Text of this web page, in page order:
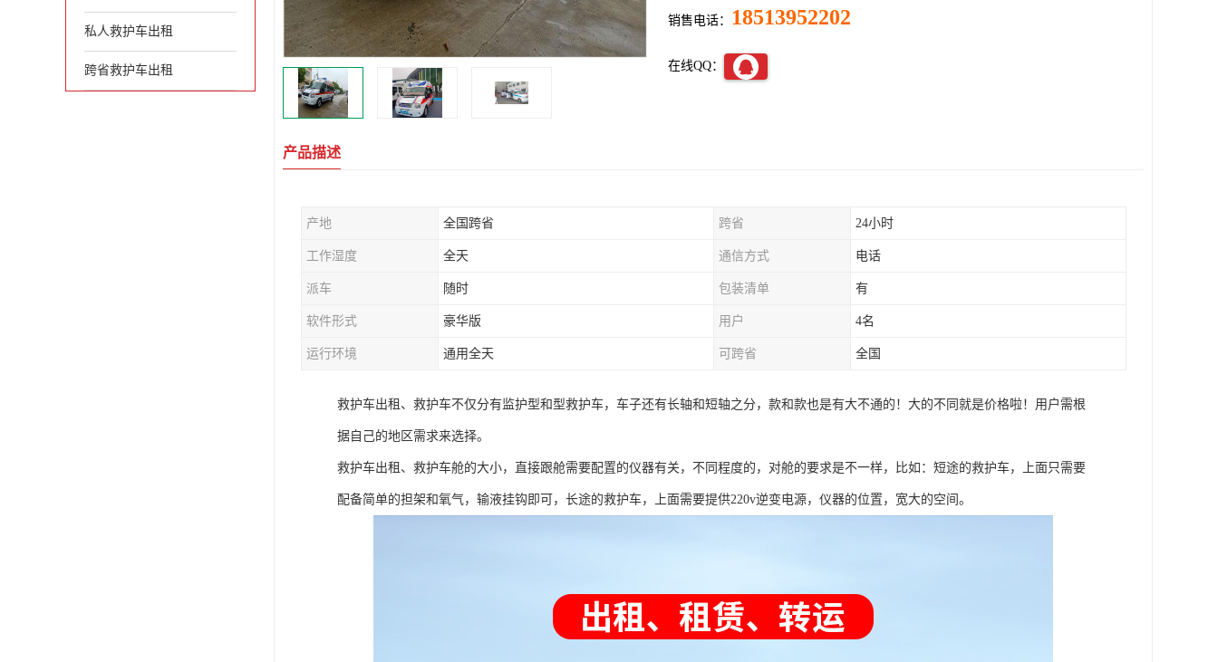
私人救护车出租
跨省救护车出租
销售电话： 18513952202
在线QQ：
产品描述
产地 全国跨省 跨省 24小时
工作湿度 全天 通信方式 电话
派车 随时 包装清单 有
软件形式 豪华版 用户 4名
运行环境 通用全天 可跨省 全国
救护车出租、救护车不仅分有监护型和型救护车，车子还有长轴和短轴之分，款和款也是有大不通的！大的不同就是价格啦！用户需根
据自己的地区需求来选择。
救护车出租、救护车舱的大小，直接跟舱需要配置的仪器有关，不同程度的，对舱的要求是不一样，比如：短途的救护车，上面只需要
配备简单的担架和氧气，输液挂钩即可，长途的救护车，上面需要提供220v逆变电源，仪器的位置，宽大的空间。